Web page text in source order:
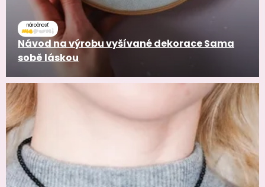
náročnosť
Návod na výrobu vyšívané dekorace Sama
sobě láskou